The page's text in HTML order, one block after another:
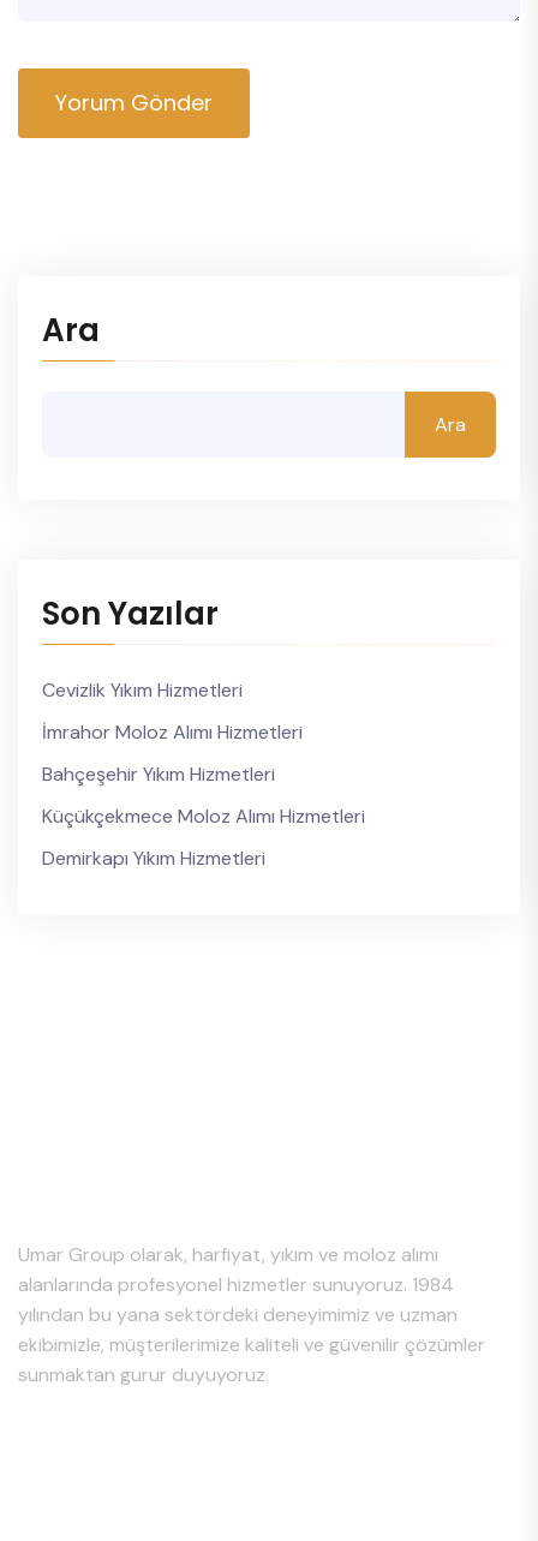
Yorum Gönder
Ara
Ara
Son Yazılar
Cevizlik Yıkım Hizmetleri
İmrahor Moloz Alımı Hizmetleri
Bahçeşehir Yıkım Hizmetleri
Küçükçekmece Moloz Alımı Hizmetleri
Demirkapı Yıkım Hizmetleri
Umar Group olarak, harfiyat, yıkım ve moloz alımı
alanlarında profesyonel hizmetler sunuyoruz. 1984
yılından bu yana sektördeki deneyimimiz ve uzman
ekibimizle, müşterilerimize kaliteli ve güvenilir çözümler
sunmaktan gurur duyuyoruz.